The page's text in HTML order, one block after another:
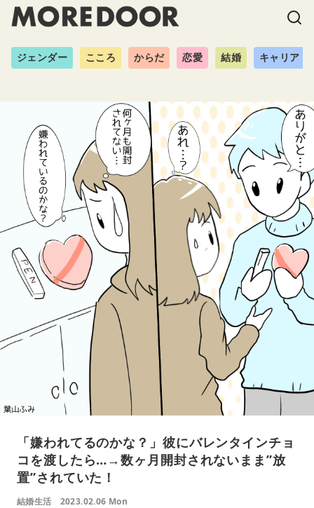
ジェンダー こころ からだ 恋愛 結婚 キャリア
「嫌われてるのかな？」彼にバレンタインチョ
コを渡したら…→数ヶ月開封されないまま”放
置”されていた！
結婚生活 2023.02.06 Mon